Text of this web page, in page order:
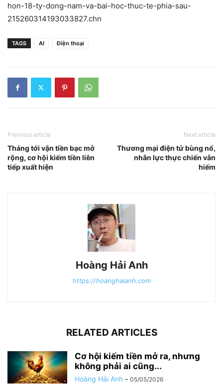
hon-18-ty-dong-nam-va-bai-hoc-thuc-te-phia-sau-
215260314193033827.chn
TAGS AI Điện thoại
Previous article
Tháng tới vận tiền bạc mở
rộng, cơ hội kiếm tiền liên
tiếp xuất hiện
Next article
Thương mại điện tử bùng nổ,
nhân lực thực chiến vẫn
hiếm
Hoàng Hải Anh
https://hoanghaianh.com
RELATED ARTICLES
Cơ hội kiếm tiền mở ra, nhưng
không phải ai cũng...
Hoàng Hải Anh - 05/05/2026